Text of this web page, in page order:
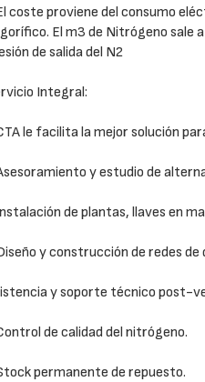
coste proviene del consumo
El m3 de Nitrógeno sale
de salida del N2
Integral:
le facilita la mejor solución
y estudio de
de plantas, llaves en
y construcción de redes
y soporte técnico post-
de calidad del nitrógeno.
permanente de repuesto.